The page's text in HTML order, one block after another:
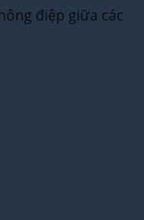
điệp giữa các